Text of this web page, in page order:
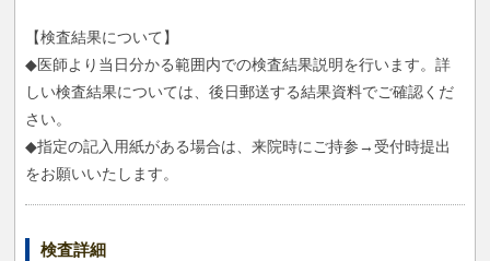
【検査結果について】
◆医師より当日分かる範囲内での検査結果説明を行います。詳
しい検査結果については、後日郵送する結果資料でご確認くだ
さい。
◆指定の記入用紙がある場合は、来院時にご持参→受付時提出
をお願いいたします。
検査詳細